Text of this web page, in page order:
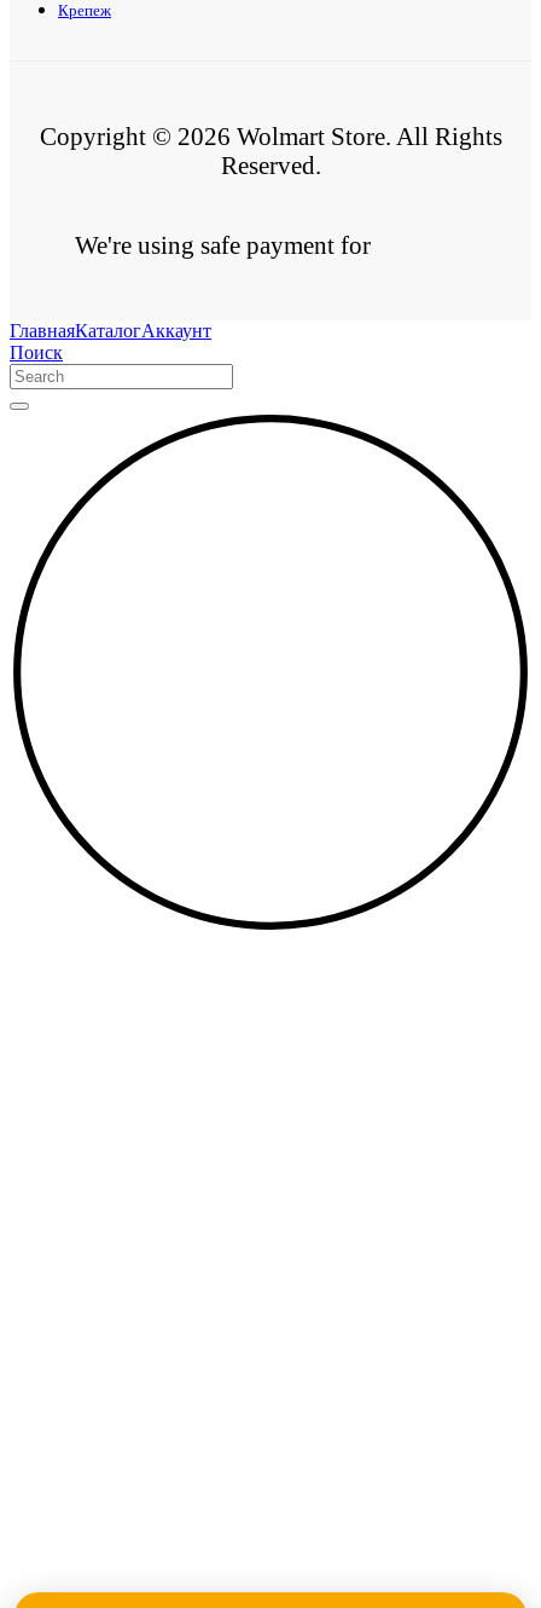
Крепеж
Copyright © 2026 Wolmart Store. All Rights
Reserved.
We're using safe payment for
ГлавнаяКаталогАккаунт
Поиск